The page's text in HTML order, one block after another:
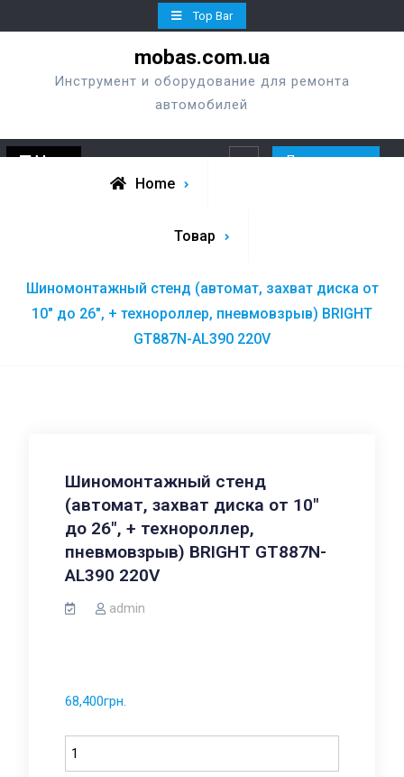
to
Top Bar
mobas.com.ua
Инструмент и оборудование для ремонта
автомобилей
Menu Перезвонить
Home
Товар
Шиномонтажный стенд (автомат, захват диска от
10″ до 26″, + технороллер, пневмовзрыв) BRIGHT
GT887N-AL390 220V
Шиномонтажный стенд
(автомат, захват диска от 10″
до 26″, + технороллер,
пневмовзрыв) BRIGHT GT887N-
AL390 220V
admin
68,400грн.
Количество